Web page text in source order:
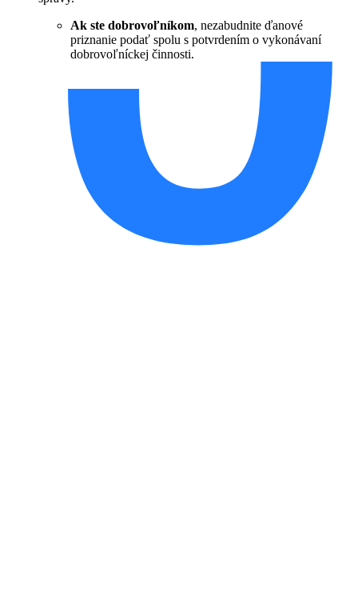
Ak ste dobrovoľníkom, nezabudnite ďanové
priznanie podať spolu s potvrdením o vykonávaní
dobrovoľníckej činnosti.